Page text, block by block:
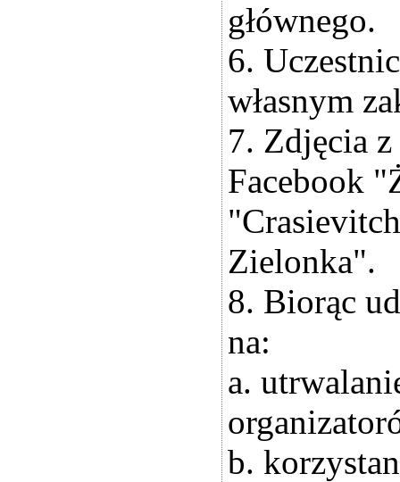
głównego.
6.
własnym
7. Zdjęcia
Facebook
Zielonka".
8. Biorąc
na:
a.
b.